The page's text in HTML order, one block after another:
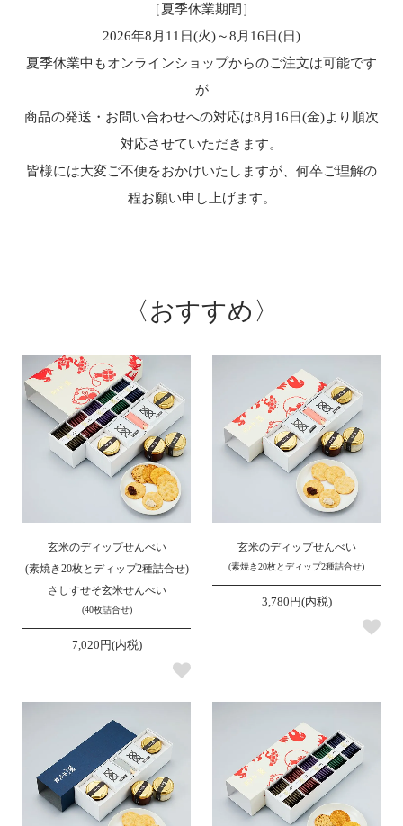
［夏季休業期間］
2026年8月11日(火)～8月16日(日)
夏季休業中もオンラインショップからのご注文は可能です
が
商品の発送・お問い合わせへの対応は8月16日(金)より順次
対応させていただきます。
皆様には大変ご不便をおかけいたしますが、何卒ご理解の
程お願い申し上げます。
〈おすすめ 〉
玄米のディップせんべい
(素焼き20枚とディップ2種詰合せ)
さしすせそ玄米せんべい
(40枚詰合せ)
7,020円(内税)
玄米のディップせんべい
(素焼き20枚とディップ2種詰合せ)
3,780円(内税)